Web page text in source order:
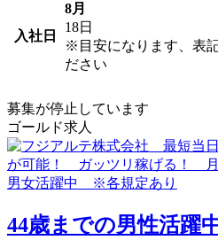
入社日
8月
18日
※目安になります、表
ださい
募集が停止しています
ゴールド求人
44歳までの男性活躍